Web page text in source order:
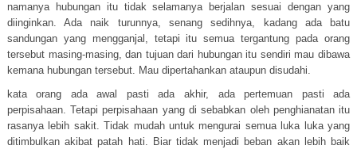
namanya hubungan itu tidak selamanya berjalan sesuai dengan yang
diinginkan. Ada naik turunnya, senang sedihnya, kadang ada batu
sandungan yang mengganjal, tetapi itu semua tergantung pada orang
tersebut masing-masing, dan tujuan dari hubungan itu sendiri mau dibawa
kemana hubungan tersebut. Mau dipertahankan ataupun disudahi.
kata orang ada awal pasti ada akhir, ada pertemuan pasti ada
perpisahaan. Tetapi perpisahaan yang di sebabkan oleh penghianatan itu
rasanya lebih sakit. Tidak mudah untuk mengurai semua luka luka yang
ditimbulkan akibat patah hati. Biar tidak menjadi beban akan lebih baik